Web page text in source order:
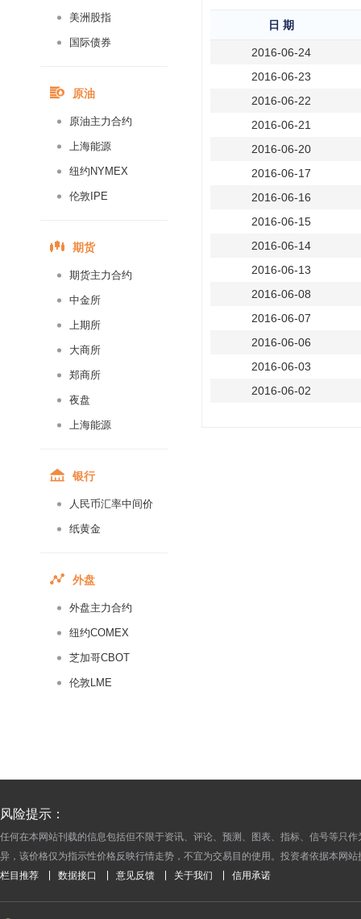
美洲股指
国际债券
原油
原油主力合约
上海能源
纽约NYMEX
伦敦IPE
期货
期货主力合约
中金所
上期所
大商所
郑商所
夜盘
上海能源
银行
人民币汇率中间价
纸黄金
外盘
外盘主力合约
纽约COMEX
芝加哥CBOT
伦敦LME
日 期
2016-06-24
2016-06-23
2016-06-22
2016-06-21
2016-06-20
2016-06-17
2016-06-16
2016-06-15
2016-06-14
2016-06-13
2016-06-08
2016-06-07
2016-06-06
2016-06-03
2016-06-02
2016-05-11
2016-05-06
2016-05-05
风险提示：
任何在本网站刊载的信息包括但不限于资讯、评论、预测、图表、指标、信号等只
异，该价格仅为指示性价格反映行情走势，不宜为交易目的使用。投资者依据本网
栏目推荐 数据接口 意见反馈 关于我们 信用承诺